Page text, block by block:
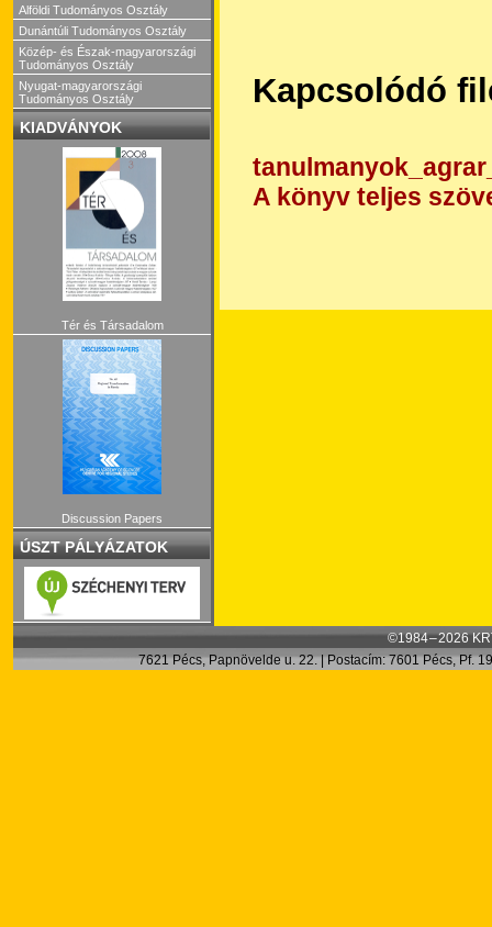
Alföldi Tudományos Osztály
Dunántúli Tudományos Osztály
Közép- és Észak-magyarországi
Tudományos Osztály
Nyugat-magyarországi
Tudományos Osztály
KIADVÁNYOK
Tér és Társadalom
Discussion Papers
ÚSZT PÁLYÁZATOK
Kapcsolódó
A könyv teljes
©1984 – 2026
7621 Pécs, Papnövelde u. 22. | Postacím: 7601 Pécs, Pf.